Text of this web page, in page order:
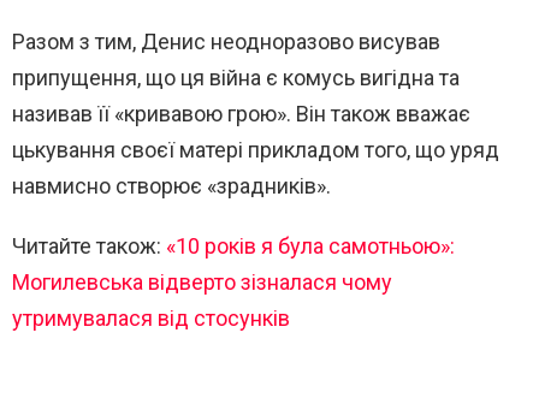
Разом з тим, Денис неодноразово висував
припущення, що ця війна є комусь вигідна та
називав її «кривавою грою». Він також вважає
цькування своєї матері прикладом того, що уряд
навмисно створює «зрадників».
Читайте також: «10 років я була самотньою»:
Могилевська відверто зізналася чому
утримувалася від стосунків